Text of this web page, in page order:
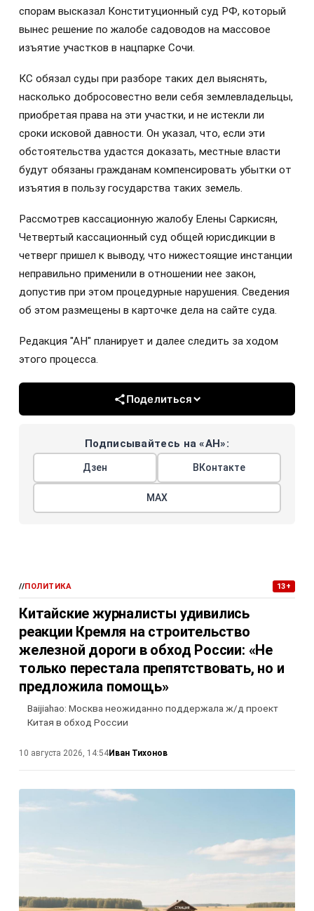
спорам высказал Конституционный суд РФ, который
вынес решение по жалобе садоводов на массовое
изъятие участков в нацпарке Сочи.
КС обязал суды при разборе таких дел выяснять,
насколько добросовестно вели себя землевладельцы,
приобретая права на эти участки, и не истекли ли
сроки исковой давности. Он указал, что, если эти
обстоятельства удастся доказать, местные власти
будут обязаны гражданам компенсировать убытки от
изъятия в пользу государства таких земель.
Рассмотрев кассационную жалобу Елены Саркисян,
Четвертый кассационный суд общей юрисдикции в
четверг пришел к выводу, что нижестоящие инстанции
неправильно применили в отношении нее закон,
допустив при этом процедурные нарушения. Сведения
об этом размещены в карточке дела на сайте суда.
Редакция "АН" планирует и далее следить за ходом
этого процесса.
Поделиться
Подписывайтесь на «АН»:
Дзен ВКонтакте
МАХ
//ПОЛИТИКА 13+
Китайские журналисты удивились
реакции Кремля на строительство
железной дороги в обход России: «Не
только перестала препятствовать, но и
предложила помощь»
Baijiahao: Москва неожиданно поддержала ж/д проект
Китая в обход России
10 августа 2026, 14:54Иван Тихонов